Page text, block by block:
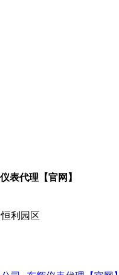
表代理【官网】
利园区